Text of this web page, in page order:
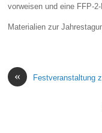
vorweisen und eine FFP-
Materialien zur
« Festveranstaltung